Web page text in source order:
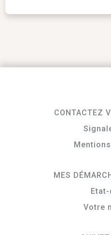
CONTACTEZ
MES
Votre